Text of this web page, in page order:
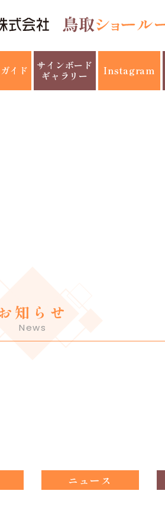
イド
サインボード
ギャラリー
Instagram
知らせ
News
ニュース